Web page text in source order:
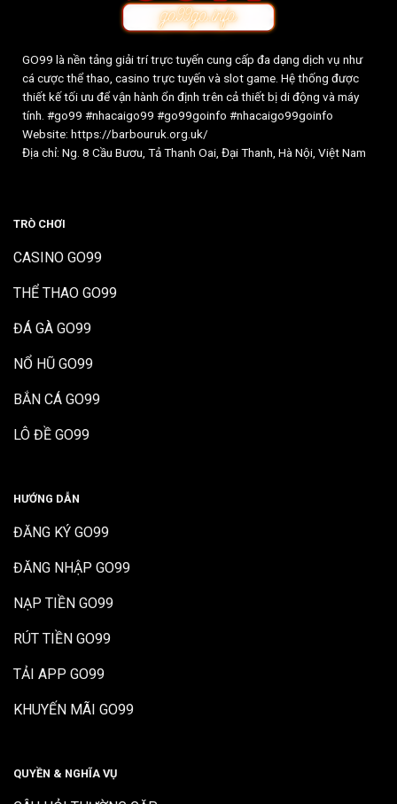
GO99 là nền tảng giải trí trực tuyến cung cấp đa dạng dịch vụ như
cá cược thể thao, casino trực tuyến và slot game. Hệ thống được
thiết kế tối ưu để vận hành ổn định trên cả thiết bị di động và máy
tính. #go99 #nhacaigo99 #go99goinfo #nhacaigo99goinfo
Website: https://barbouruk.org.uk/
Địa chỉ: Ng. 8 Cầu Bươu, Tả Thanh Oai, Đại Thanh, Hà Nội, Việt Nam
TRÒ CHƠI
CASINO GO99
THỂ THAO GO99
ĐÁ GÀ GO99
NỔ HŨ GO99
BẮN CÁ GO99
LÔ ĐỀ GO99
HƯỚNG DẪN
ĐĂNG KÝ GO99
ĐĂNG NHẬP GO99
NẠP TIỀN GO99
RÚT TIỀN GO99
TẢI APP GO99
KHUYẾN MÃI GO99
QUYỀN & NGHĨA VỤ